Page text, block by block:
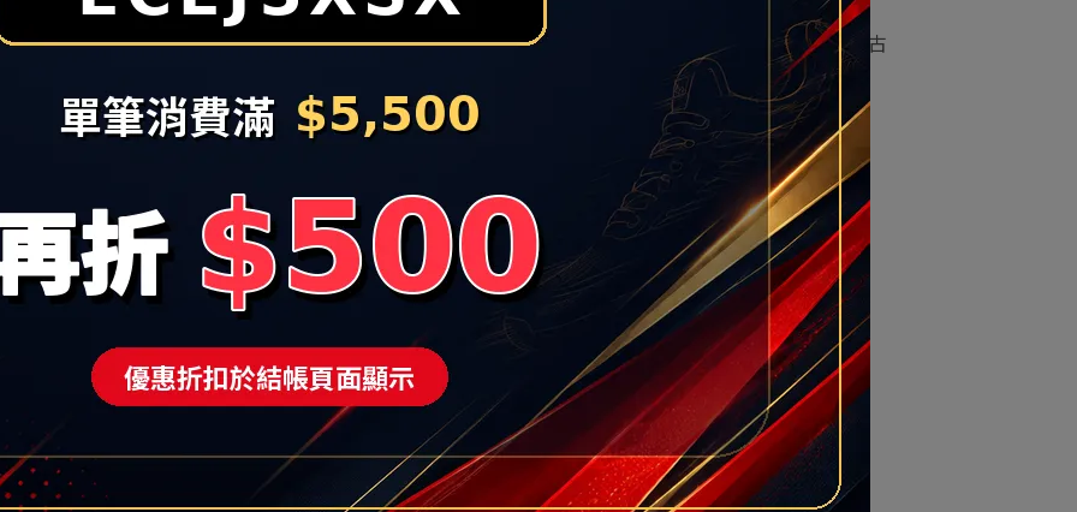
Nike Air Monarch IV 男鞋 老爹鞋 復古 休閒
NT$2,500
Agotado
NIKE Blazer Low '77 PRM 男 休閒 經典 復古
白綠 DO9799-100
NT$3,100
Agotado
隱私政策
Número unificado:90322663